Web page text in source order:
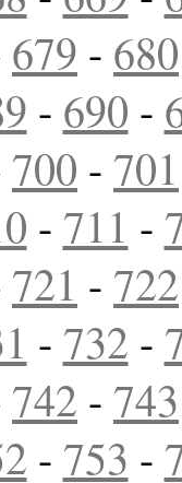
679 - 680
- 690 -
700 - 701
- 711 -
721 - 722
- 732 -
742 - 743
- 753 -